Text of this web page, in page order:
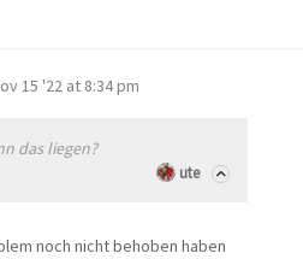
15 '22 at 8:34 pm
das liegen?
ute
noch nicht behoben haben